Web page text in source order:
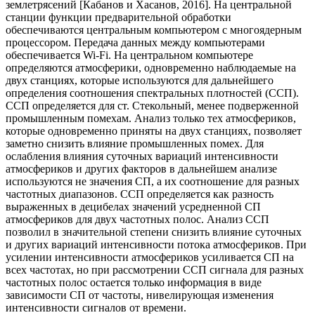
землетрясений [Кабанов и Хасанов, 2016]. На центральной
станции функции предварительной обработки
обеспечиваются центральным компьютером с многоядерным
процессором. Передача данных между компьютерами
обеспечивается Wi-Fi. На центральном компьютере
определяются атмосферики, одновременно наблюдаемые на
двух станциях, которые используются для дальнейшего
определения соотношения спектральных плотностей (ССП).
ССП определяется для ст. Стекольный, менее подверженной
промышленным помехам. Анализ только тех атмосфериков,
которые одновременно приняты на двух станциях, позволяет
заметно снизить влияние промышленных помех. Для
ослабления влияния суточных вариаций интенсивности
атмосфериков и других факторов в дальнейшем анализе
используются не значения СП, а их соотношение для разных
частотных диапазонов. ССП определяется как разность
выраженных в децибелах значений усредненной СП
атмосфериков для двух частотных полос. Анализ ССП
позволил в значительной степени снизить влияние суточных
и других вариаций интенсивности потока атмосфериков. При
усилении интенсивности атмосфериков усиливается СП на
всех частотах, но при рассмотрении ССП сигнала для разных
частотных полос остается только информация в виде
зависимости СП от частоты, нивелирующая изменения
интенсивности сигналов от времени.